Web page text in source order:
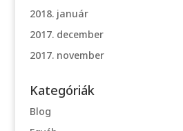
2018. január
2017. december
2017. november
Kategóriák
Blog